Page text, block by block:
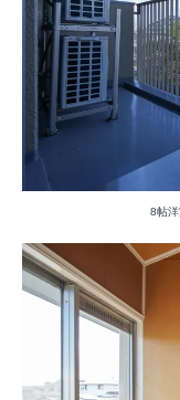
8帖